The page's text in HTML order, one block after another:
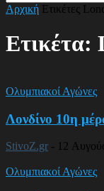
Αρχική Ετικέτες
Ετικέτα:
Ολυμπιακοί Αγώνες
Λονδίνο 10η
StivoZ.gr - 12
Ολυμπιακοί Αγώνες